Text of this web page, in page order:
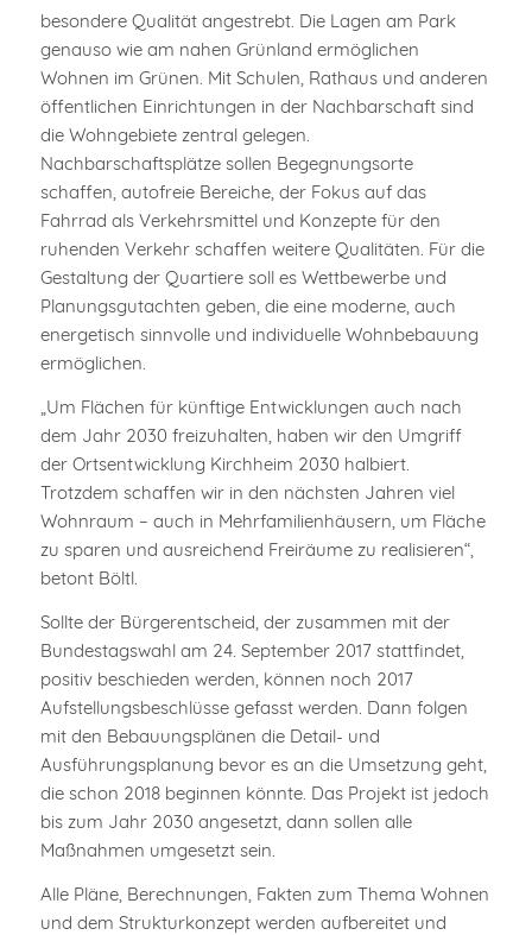
besondere Qualität angestrebt. Die Lagen am Park
genauso wie am nahen Grünland ermöglichen
Wohnen im Grünen. Mit Schulen, Rathaus und anderen
öffentlichen Einrichtungen in der Nachbarschaft sind
die Wohngebiete zentral gelegen.
Nachbarschaftsplätze sollen Begegnungsorte
schaffen, autofreie Bereiche, der Fokus auf das
Fahrrad als Verkehrsmittel und Konzepte für den
ruhenden Verkehr schaffen weitere Qualitäten. Für die
Gestaltung der Quartiere soll es Wettbewerbe und
Planungsgutachten geben, die eine moderne, auch
energetisch sinnvolle und individuelle Wohnbebauung
ermöglichen.
„Um Flächen für künftige Entwicklungen auch nach
dem Jahr 2030 freizuhalten, haben wir den Umgriff
der Ortsentwicklung Kirchheim 2030 halbiert.
Trotzdem schaffen wir in den nächsten Jahren viel
Wohnraum – auch in Mehrfamilienhäusern, um Fläche
zu sparen und ausreichend Freiräume zu realisieren“,
betont Böltl.
Sollte der Bürgerentscheid, der zusammen mit der
Bundestagswahl am 24. September 2017 stattfindet,
positiv beschieden werden, können noch 2017
Aufstellungsbeschlüsse gefasst werden. Dann folgen
mit den Bebauungsplänen die Detail- und
Ausführungsplanung bevor es an die Umsetzung geht,
die schon 2018 beginnen könnte. Das Projekt ist jedoch
bis zum Jahr 2030 angesetzt, dann sollen alle
Maßnahmen umgesetzt sein.
Alle Pläne, Berechnungen, Fakten zum Thema Wohnen
und dem Strukturkonzept werden aufbereitet und